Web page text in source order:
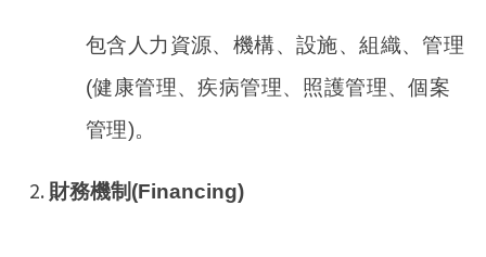
包含人力資源、機構、設施、組織、管理
(健康管理、疾病管理、照護管理、個案
管理)。
財務機制(Financing)